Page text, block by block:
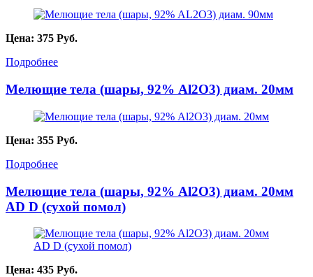
Цена: 375 Руб.
Подробнее
Мелющие тела (шары, 92% Al2O3) диам. 20мм
Цена: 355 Руб.
Подробнее
Мелющие тела (шары, 92% Al2O3) диам. 20мм
AD D (сухой помол)
Цена: 435 Руб.